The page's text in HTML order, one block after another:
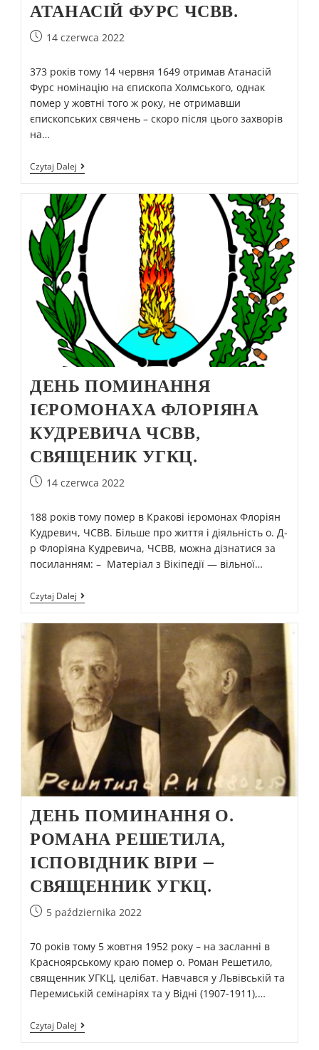
АТАНАСІЙ ФУРС ЧСВВ.
14 czerwca 2022
373 років тому 14 червня 1649 отримав Атанасій
Фурс номінацію на єпископа Холмського, однак
помер у жовтні того ж року, не отримавши
єпископських свячень – скоро після цього захворів
на…
Czytaj Dalej
ДЕНЬ ПОМИНАННЯ
ІЄРОМОНАХА ФЛОРІЯНА
КУДРЕВИЧА ЧСВВ,
СВЯЩЕНИК УГКЦ.
14 czerwca 2022
188 років тому помер в Кракові ієромонах Флоріян
Кудревич, ЧСВВ. Більше про життя і діяльність о. Д-
р Флоріяна Кудревича, ЧСВВ, можна дізнатися за
посиланням: – Матеріал з Вікіпедії — вільної…
Czytaj Dalej
ДЕНЬ ПОМИНАННЯ О.
РОМАНА РЕШЕТИЛА,
ІСПОВІДНИК ВІРИ –
СВЯЩЕННИК УГКЦ.
5 października 2022
70 років тому 5 жовтня 1952 року – на засланні в
Красноярському краю помер о. Роман Решетило,
священник УГКЦ, целібат. Навчався у Львівській та
Перемиській семінаріях та у Відні (1907-1911),…
Czytaj Dalej